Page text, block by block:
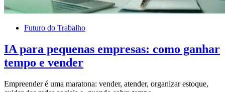
Futuro do Trabalho
IA para pequenas empresas: como ganhar
tempo e vender
Empreender é uma maratona: vender, atender, organizar estoque,